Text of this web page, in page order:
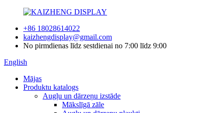
+86 18028614022
kaizhengdisplay@gmail.com
No pirmdienas līdz sestdienai no 7:00 līdz 9:00
English
Mājas
Produktu katalogs
Augļu un dārzeņu izstāde
Mākslīgā zāle